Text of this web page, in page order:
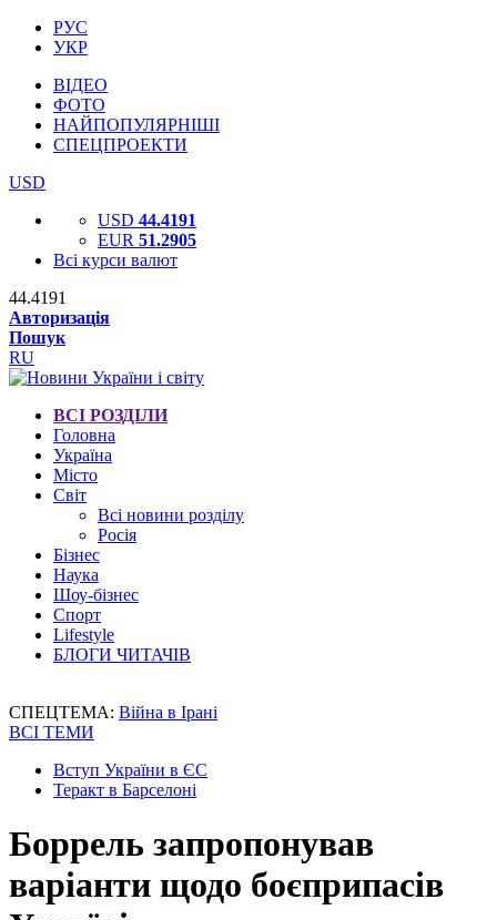
РУС
УКР
ВІДЕО
ФОТО
НАЙПОПУЛЯРНІШІ
СПЕЦПРОЕКТИ
USD
USD 44.4191
EUR 51.2905
Всі курси валют
44.4191
Авторизація
Пошук
RU
ВСІ РОЗДІЛИ
Головна
Україна
Місто
Світ
Всі новини розділу
Росія
Бізнес
Наука
Шоу-бізнес
Спорт
Lifestyle
БЛОГИ ЧИТАЧІВ
СПЕЦТЕМА: Війна в Ірані
ВСІ ТЕМИ
Вступ України в ЄС
Теракт в Барселоні
Боррель запропонував
варіанти щодо боєприпасів